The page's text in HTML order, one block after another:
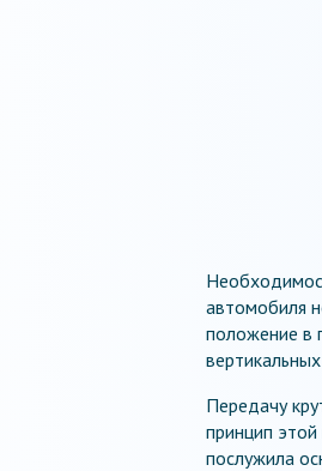
автомобиля
положение в
Передачу
принцип
послужила